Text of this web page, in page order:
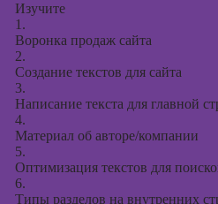
Изучите
1.
Воронка продаж сайта
2.
Создание текстов для сайта
3.
Написание текста для главной
4.
Материал об авторе/компании
5.
Оптимизация текстов для
6.
Типы разделов на внутренних